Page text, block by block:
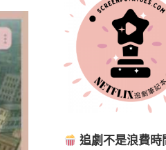
追劇不是浪費